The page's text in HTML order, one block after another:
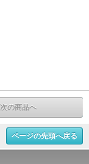
次の商品へ
ページの先頭へ戻る